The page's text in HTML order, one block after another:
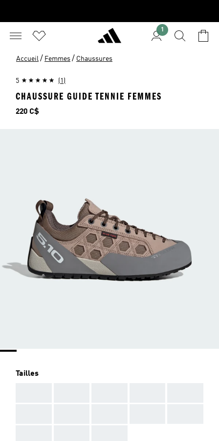
1
Accueil / Femmes / Chaussures
5 (1)
CHAUSSURE GUIDE TENNIE FEMMES
Prix
220 C$
Tailles